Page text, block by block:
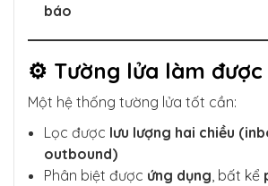
báo
⚙️ Tường lửa làm được
Một hệ thống tường lửa tốt cần:
Lọc được lưu lượng hai chiều
outbound)
Phân biệt được ứng dụng , bất kể